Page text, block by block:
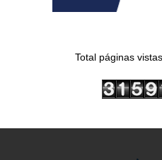
Total páginas